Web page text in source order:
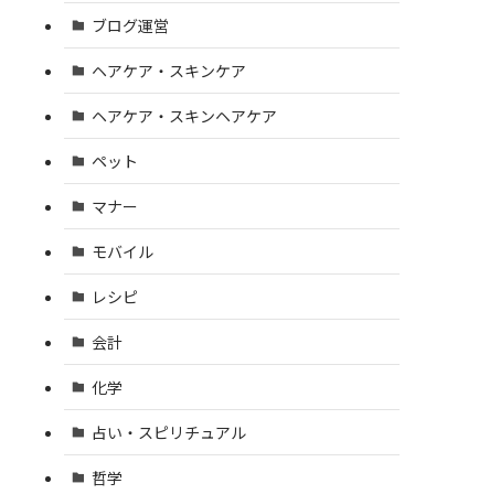
ブログ運営
ヘアケア・スキンケア
ヘアケア・スキンヘアケア
ペット
マナー
モバイル
レシピ
会計
化学
占い・スピリチュアル
哲学